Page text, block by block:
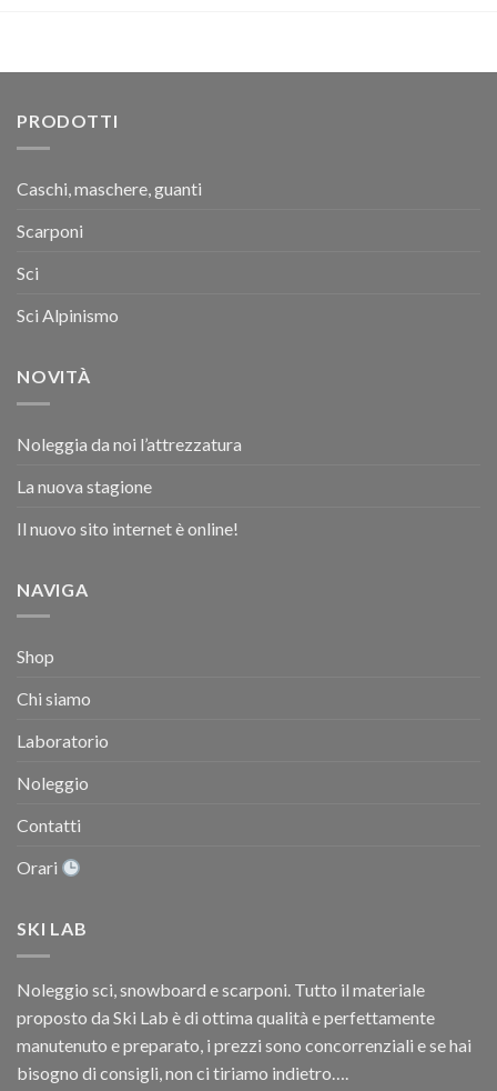
PRODOTTI
Caschi, maschere, guanti
Scarponi
Sci
Sci Alpinismo
NOVITÀ
Noleggia da noi l’attrezzatura
La nuova stagione
Il nuovo sito internet è online!
NAVIGA
Shop
Chi siamo
Laboratorio
Noleggio
Contatti
Orari
SKI LAB
Noleggio sci, snowboard e scarponi. Tutto il materiale
proposto da Ski Lab è di ottima qualità e perfettamente
manutenuto e preparato, i prezzi sono concorrenziali e se hai
bisogno di consigli, non ci tiriamo indietro….